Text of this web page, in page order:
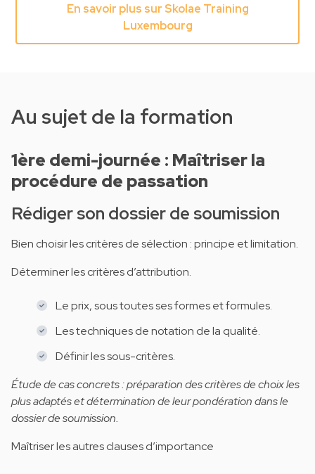
En savoir plus sur Skolae Training
Luxembourg
Au sujet de la formation
1ère demi-journée : Maîtriser la
procédure de passation
Rédiger son dossier de soumission
Bien choisir les critères de sélection : principe et limitation.
Déterminer les critères d’attribution.
Le prix, sous toutes ses formes et formules.
Les techniques de notation de la qualité.
Définir les sous-critères.
Étude de cas concrets : préparation des critères de choix les
plus adaptés et détermination de leur pondération dans le
dossier de soumission.
Maîtriser les autres clauses d’importance